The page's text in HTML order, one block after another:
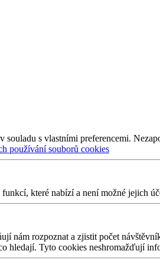
s vlastními preferencemi.
používání souborů cookies
které nabízí a není možné jejich
nám rozpoznat a zjistit počet
hledají. Tyto cookies neshromažďují